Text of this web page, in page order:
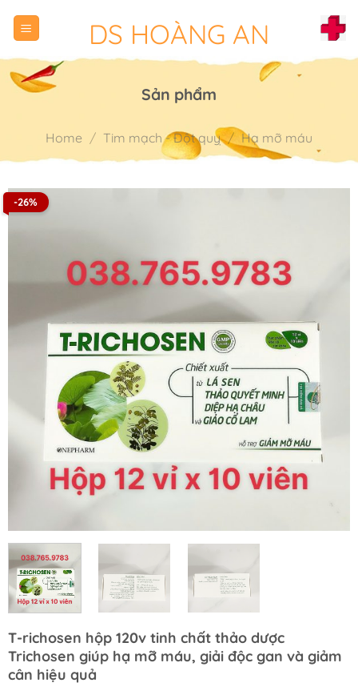
đến
dung
DS HOÀNG AN
Sản phẩm
Home / Tim mạch - Đột quỵ / Hạ mỡ máu
-26%
T-richosen hộp 120v tinh chất thảo dược
Trichosen giúp hạ mỡ máu, giải độc gan và giảm
cân hiệu quả